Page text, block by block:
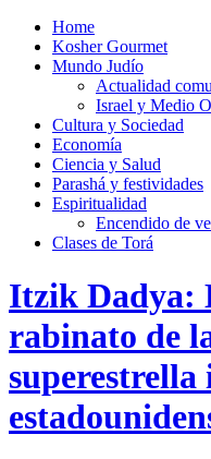
Home
Kosher Gourmet
Mundo Judío
Actualidad
Israel y Medio
Cultura y Sociedad
Economía
Ciencia y Salud
Parashá y festividades
Espiritualidad
Encendido de
Clases de Torá
Itzik Dadya:
rabinato de
superestrella